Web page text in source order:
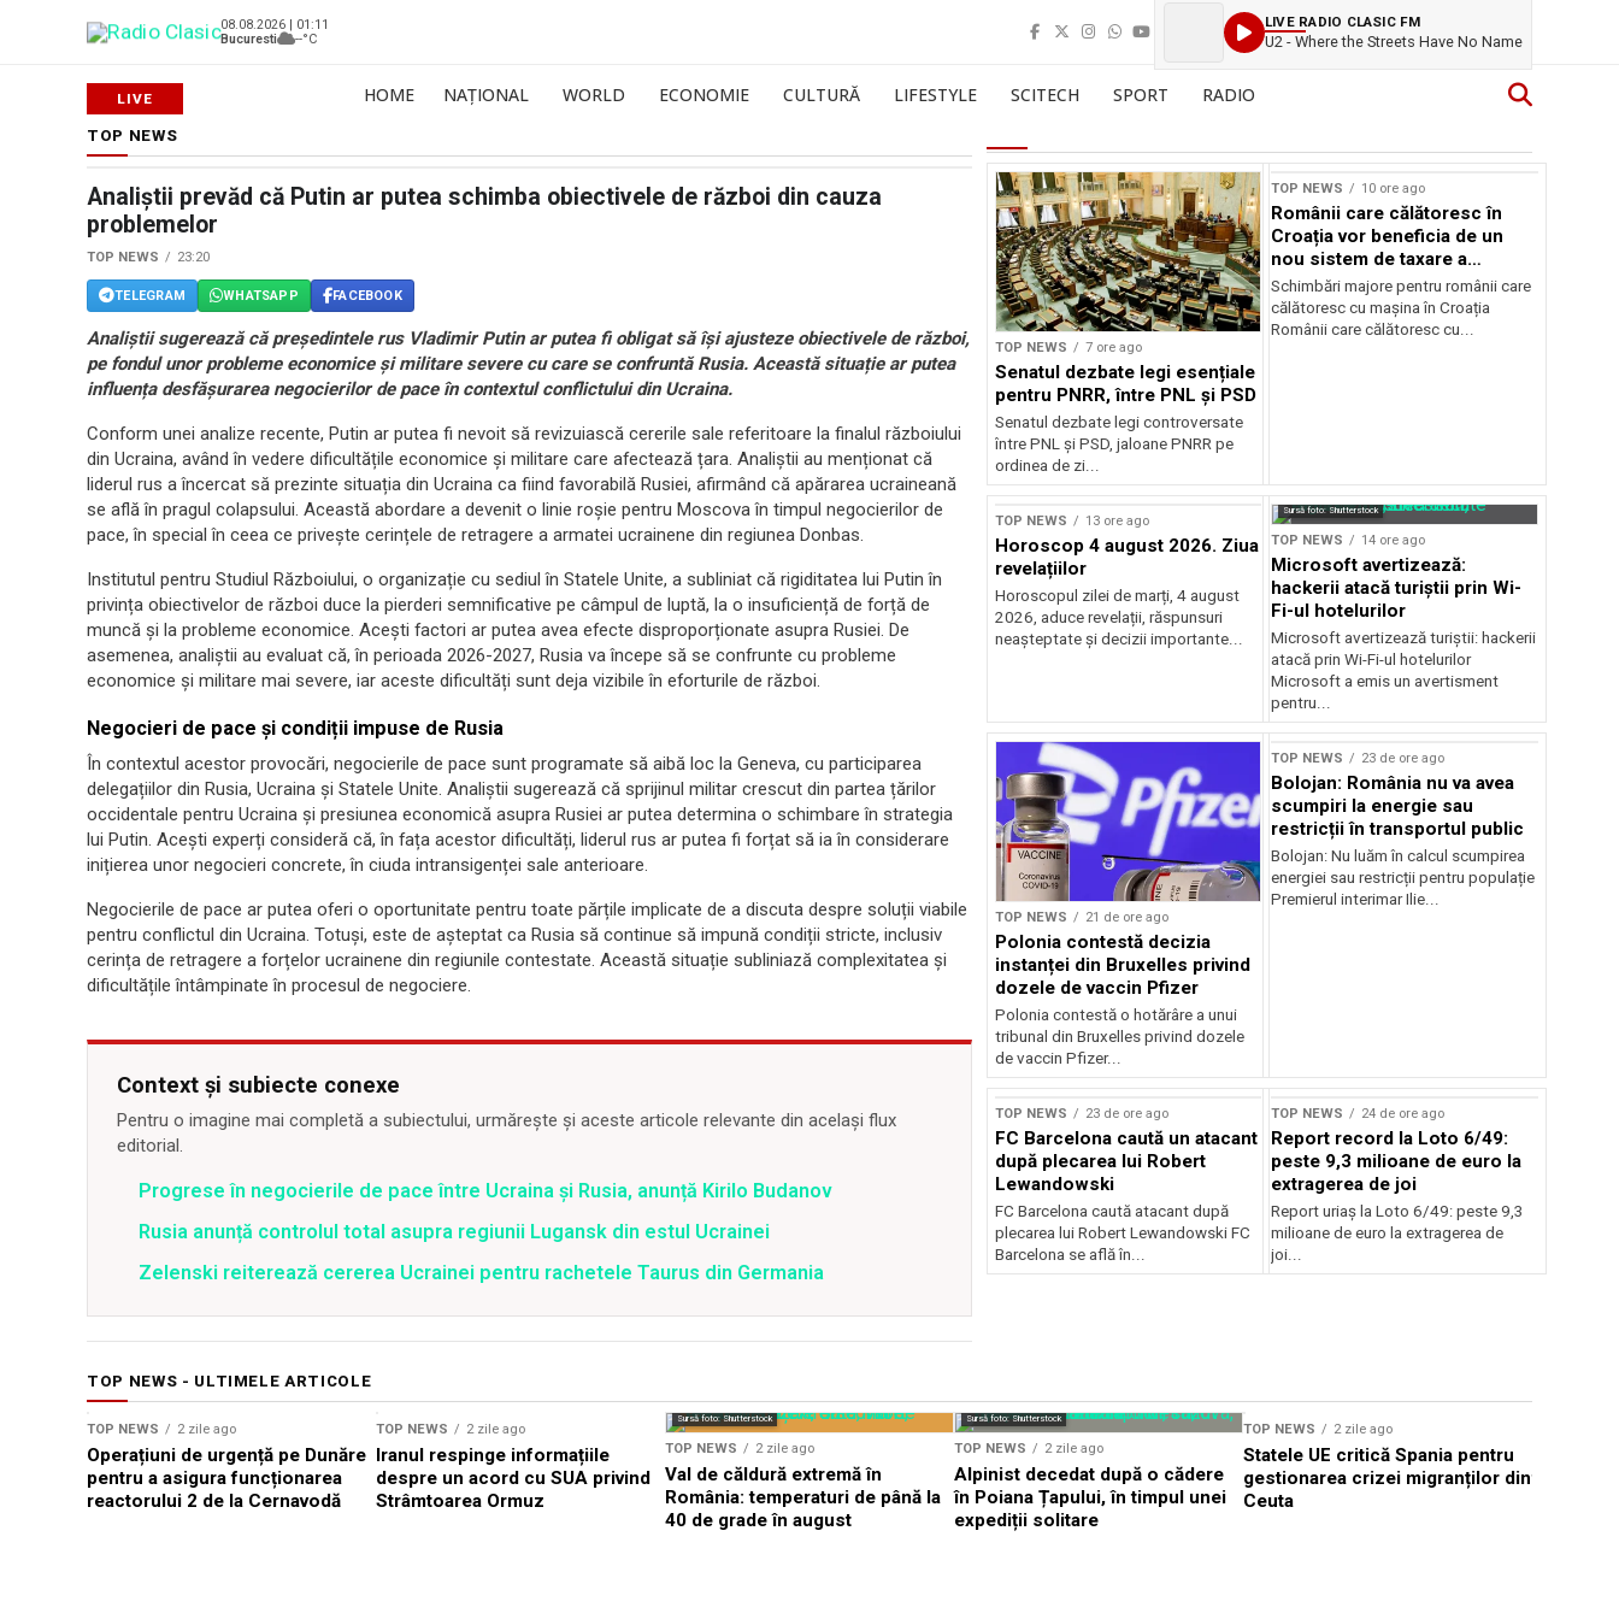
08.08.2026 | 01:11
Bucuresti
--°C
LIVE RADIO CLASIC FM
U2 - Where the Streets Have No Name
HOME NAȚIONAL WORLD ECONOMIE CULTURĂ LIFESTYLE SCITECH SPORT RADIO
TOP NEWS
Analiștii prevăd că Putin ar putea schimba obiectivele de război din cauza
problemelor
TOP NEWS 23:20
TELEGRAM WHATSAPP FACEBOOK
Analiștii sugerează că președintele rus Vladimir Putin ar putea fi obligat să își ajusteze obiectivele de război,
pe fondul unor probleme economice și militare severe cu care se confruntă Rusia. Această situație ar putea
influența desfășurarea negocierilor de pace în contextul conflictului din Ucraina.
Conform unei analize recente, Putin ar putea fi nevoit să revizuiască cererile sale referitoare la finalul războiului
din Ucraina, având în vedere dificultățile economice și militare care afectează țara. Analiștii au menționat că
liderul rus a încercat să prezinte situația din Ucraina ca fiind favorabilă Rusiei, afirmând că apărarea ucraineană
se află în pragul colapsului. Această abordare a devenit o linie roșie pentru Moscova în timpul negocierilor de
pace, în special în ceea ce privește cerințele de retragere a armatei ucrainene din regiunea Donbas.
Institutul pentru Studiul Războiului, o organizație cu sediul în Statele Unite, a subliniat că rigiditatea lui Putin în
privința obiectivelor de război duce la pierderi semnificative pe câmpul de luptă, la o insuficiență de forță de
muncă și la probleme economice. Acești factori ar putea avea efecte disproporționate asupra Rusiei. De
asemenea, analiștii au evaluat că, în perioada 2026-2027, Rusia va începe să se confrunte cu probleme
economice și militare mai severe, iar aceste dificultăți sunt deja vizibile în eforturile de război.
Negocieri de pace și condiții impuse de Rusia
În contextul acestor provocări, negocierile de pace sunt programate să aibă loc la Geneva, cu participarea
delegațiilor din Rusia, Ucraina și Statele Unite. Analiștii sugerează că sprijinul militar crescut din partea țărilor
occidentale pentru Ucraina și presiunea economică asupra Rusiei ar putea determina o schimbare în strategia
lui Putin. Acești experți consideră că, în fața acestor dificultăți, liderul rus ar putea fi forțat să ia în considerare
inițierea unor negocieri concrete, în ciuda intransigenței sale anterioare.
Negocierile de pace ar putea oferi o oportunitate pentru toate părțile implicate de a discuta despre soluții viabile
pentru conflictul din Ucraina. Totuși, este de așteptat ca Rusia să continue să impună condiții stricte, inclusiv
cerința de retragere a forțelor ucrainene din regiunile contestate. Această situație subliniază complexitatea și
dificultățile întâmpinate în procesul de negociere.
Context și subiecte conexe
Pentru o imagine mai completă a subiectului, urmărește și aceste articole relevante din același flux
editorial.
Progrese în negocierile de pace între Ucraina și Rusia, anunță Kirilo Budanov
Rusia anunță controlul total asupra regiunii Lugansk din estul Ucrainei
Zelenski reiterează cererea Ucrainei pentru rachetele Taurus din Germania
TOP NEWS 7 ore ago
Senatul dezbate legi esențiale
pentru PNRR, între PNL și PSD
Senatul dezbate legi controversate
între PNL și PSD, jaloane PNRR pe
ordinea de zi...
TOP NEWS 10 ore ago
Românii care călătoresc în
Croația vor beneficia de un
nou sistem de taxare a
autostrăzilor
Schimbări majore pentru românii care
călătoresc cu mașina în Croația
Românii care călătoresc cu...
TOP NEWS 13 ore ago
Horoscop 4 august 2026. Ziua
revelațiilor
Horoscopul zilei de marți, 4 august
2026, aduce revelații, răspunsuri
neașteptate și decizii importante...
Sursă foto: Shutterstock
TOP NEWS 14 ore ago
Microsoft avertizează:
hackerii atacă turiștii prin Wi-
Fi-ul hotelurilor
Microsoft avertizează turiștii: hackerii
atacă prin Wi-Fi-ul hotelurilor
Microsoft a emis un avertisment
pentru...
TOP NEWS 21 de ore ago
Polonia contestă decizia
instanței din Bruxelles privind
dozele de vaccin Pfizer
Polonia contestă o hotărâre a unui
tribunal din Bruxelles privind dozele
de vaccin Pfizer...
TOP NEWS 23 de ore ago
Bolojan: România nu va avea
scumpiri la energie sau
restricții în transportul public
Bolojan: Nu luăm în calcul scumpirea
energiei sau restricții pentru populație
Premierul interimar Ilie...
TOP NEWS 23 de ore ago
FC Barcelona caută un atacant
după plecarea lui Robert
Lewandowski
FC Barcelona caută atacant după
plecarea lui Robert Lewandowski FC
Barcelona se află în...
TOP NEWS 24 de ore ago
Report record la Loto 6/49:
peste 9,3 milioane de euro la
extragerea de joi
Report uriaș la Loto 6/49: peste 9,3
milioane de euro la extragerea de
joi...
TOP NEWS - ULTIMELE ARTICOLE
TOP NEWS 2 zile ago
Operațiuni de urgență pe Dunăre
pentru a asigura funcționarea
reactorului 2 de la Cernavodă
TOP NEWS 2 zile ago
Iranul respinge informațiile
despre un acord cu SUA privind
Strâmtoarea Ormuz
Sursă foto: Shutterstock
TOP NEWS 2 zile ago
Val de căldură extremă în
România: temperaturi de până la
40 de grade în august
Sursă foto: Shutterstock
TOP NEWS 2 zile ago
Alpinist decedat după o cădere
în Poiana Țapului, în timpul unei
expediții solitare
TOP NEWS 2 zile ago
Statele UE critică Spania pentru
gestionarea crizei migranților din
Ceuta